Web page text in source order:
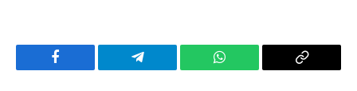
Facebook Telegram WhatsApp
Copy